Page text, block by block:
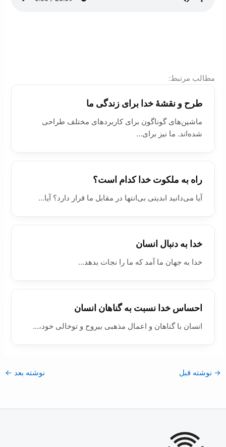
:مطالب مرتبط
طرح و نقشۀ خدا برای زندگی ما
ماشین‌های گوناگون برای کاربردهای مختلف طراحی
شده‌اند. ما نیز برای…
راه به ملکوت خدا کدام است؟
آیا می‌دانید ابدیتی بی‌انتها در مقابل ما قرار دارد؟ آیا…
خدا به دنبال انسان
خدا به جهان ما آمد که ما را نجات بدهد…
احساس خدا نسبت به گناهان انسان
انسان با گناهان و اعمال مذهبی بیروح و توخالی خود،…
→ نوشته قبل نوشته بعد ←